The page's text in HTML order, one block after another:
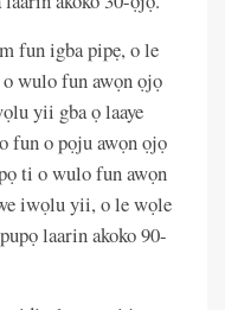
fun igba pipẹ, o le
wulo fun awọn ọjọ
yii gba ọ laaye
fun o pọju awọn ọjọ
ti o wulo fun awọn
iwọlu yii, o le wọle
laarin akoko 90-